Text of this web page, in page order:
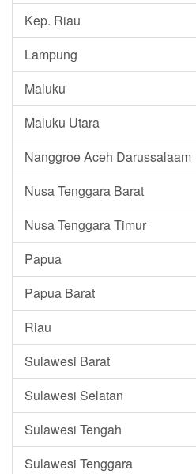
Kep. Riau
Lampung
Maluku
Maluku Utara
Nanggroe Aceh Darussalaam
Nusa Tenggara Barat
Nusa Tenggara Timur
Papua
Papua Barat
Riau
Sulawesi Barat
Sulawesi Selatan
Sulawesi Tengah
Sulawesi Tenggara